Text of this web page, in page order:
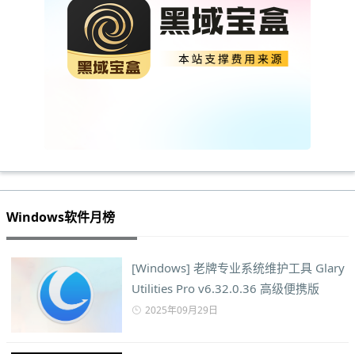
Windows软件月榜
[Windows] 老牌专业系统维护工具 Glary
Utilities Pro v6.32.0.36 高级便携版
2025年09月29日